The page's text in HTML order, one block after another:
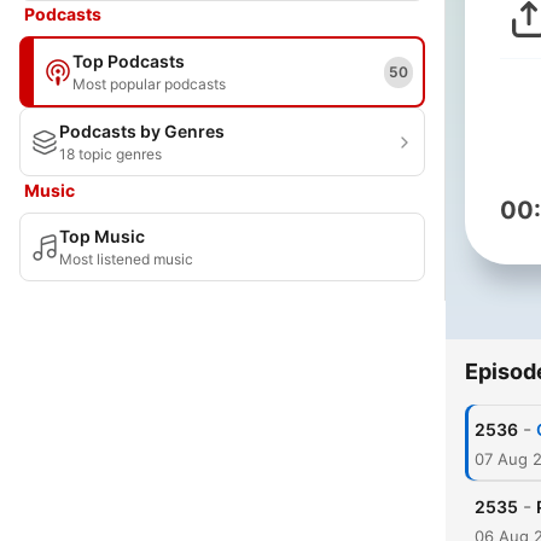
Podcasts
Top Podcasts
Most popular podcasts
50
Podcasts by Genres
18 topic genres
Music
Top Music
Most listened music
2536 -
07 Aug
2535 -
06 Aug